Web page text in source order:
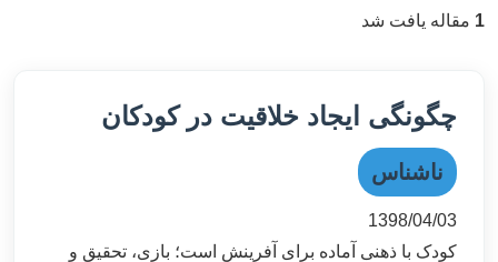
1 مقاله یافت شد
چگونگی ایجاد خلاقیت در کودکان
ناشناس
1398/04/03
کودک با ذهنی آماده برای آفرینش است؛ بازی، تحقیق و